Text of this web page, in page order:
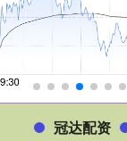
冠达配资